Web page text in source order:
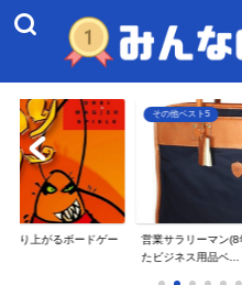
年目)が買って良かっ
ファミコンベスト5
マリオブラザーズ
身男性が選ぶファミ